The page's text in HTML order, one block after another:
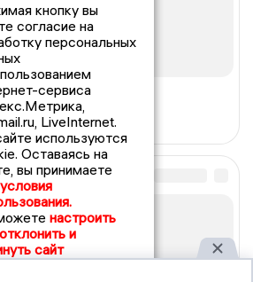
кнопку вы
согласие на
персональных
сервиса
LiveInternet.
используются
Оставаясь на
вы принимаете
настроить
отклонить и
сайт